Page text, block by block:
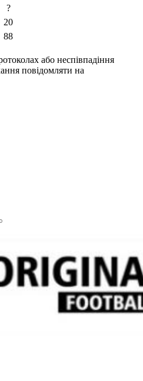
?
20
88
або неспівпадіння
повідомляти на